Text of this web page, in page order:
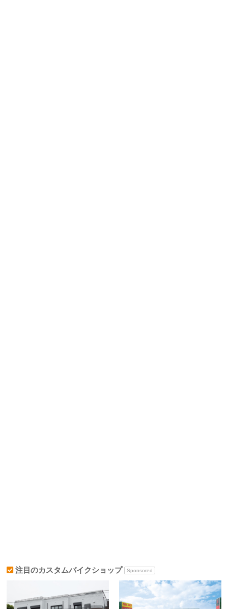
注目のカスタムバイクショップ Sponsored